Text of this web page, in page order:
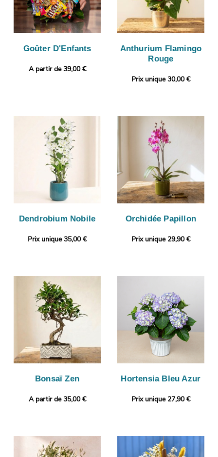
Goûter D'Enfants
A partir de 39,00 €
Anthurium Flamingo
Rouge
Prix unique 30,00 €
Dendrobium Nobile
Prix unique 35,00 €
Orchidée Papillon
Prix unique 29,90 €
Bonsaï Zen
A partir de 35,00 €
Hortensia Bleu Azur
Prix unique 27,90 €